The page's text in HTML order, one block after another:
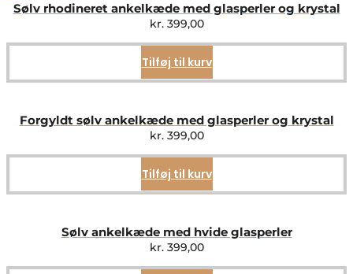
Sølv rhodineret ankelkæde med glasperler og krystal
kr.399,00
Tilføj til kurv
Forgyldt sølv ankelkæde med glasperler og krystal
kr.399,00
Tilføj til kurv
Sølv ankelkæde med hvide glasperler
kr.399,00